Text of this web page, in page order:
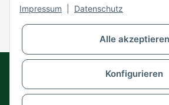
Impressum
Widerrufsrecht
AGB
Impressum Datenschutz
Alle akzeptieren
Konfigurieren